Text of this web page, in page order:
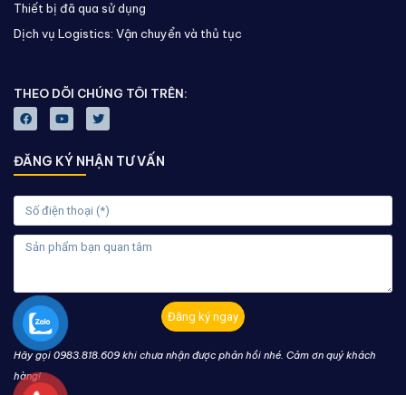
Thiết bị đã qua sử dụng
Dịch vụ Logistics: Vận chuyển và thủ tục
THEO DÕI CHÚNG TÔI TRÊN:
ĐĂNG KÝ NHẬN TƯ VẤN
Đăng ký ngay
Hãy gọi 0983.818.609 khi chưa nhận được phản hồi nhé. Cảm ơn quý khách
hàng!